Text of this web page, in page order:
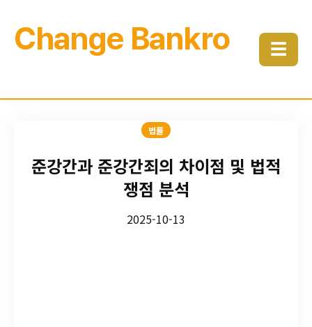
Change Bankro ☰
법률
준강간과 준강간죄의 차이점 및 법적
쟁점 분석
2025-10-13